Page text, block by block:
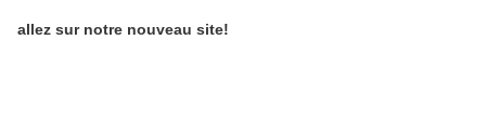
allez sur notre nouveau site!